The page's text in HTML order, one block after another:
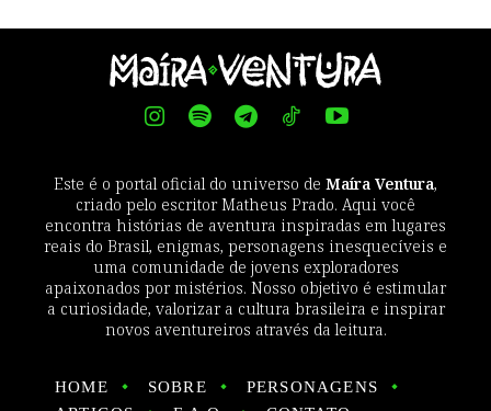
Este é o portal oficial do universo de Maíra Ventura,
criado pelo escritor Matheus Prado. Aqui você
encontra histórias de aventura inspiradas em lugares
reais do Brasil, enigmas, personagens inesquecíveis e
uma comunidade de jovens exploradores
apaixonados por mistérios. Nosso objetivo é estimular
a curiosidade, valorizar a cultura brasileira e inspirar
novos aventureiros através da leitura.
HOME SOBRE
PERSONAGENS